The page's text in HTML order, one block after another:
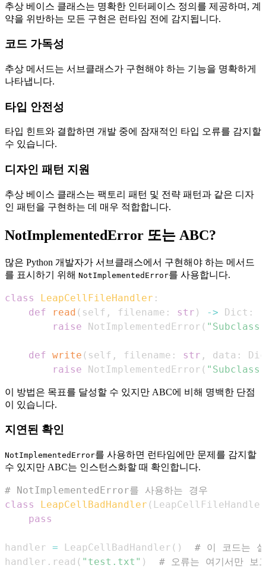
추상 베이스 클래스는 명확한 인터페이스 정의를 제공하며, 계
약을 위반하는 모든 구현은 런타임 전에 감지됩니다.
코드 가독성
추상 메서드는 서브클래스가 구현해야 하는 기능을 명확하게
나타냅니다.
타입 안전성
타입 힌트와 결합하면 개발 중에 잠재적인 타입 오류를 감지할
수 있습니다.
디자인 패턴 지원
추상 베이스 클래스는 팩토리 패턴 및 전략 패턴과 같은 디자
인 패턴을 구현하는 데 매우 적합합니다.
NotImplementedError 또는 ABC?
많은 Python 개발자가 서브클래스에서 구현해야 하는 메서드
를 표시하기 위해 NotImplementedError를 사용합니다.
class LeapCellFileHandler :
def
read ( self , filename : str ) -> Dict :
raise NotImplementedError ( "Subclass
def write ( self , filename : str , data :
raise NotImplementedError ( "Subclass
이 방법은 목표를 달성할 수 있지만 ABC에 비해 명백한 단점
이 있습니다.
지연된 확인
NotImplementedError를 사용하면 런타임에만 문제를 감지할
수 있지만 ABC는 인스턴스화할 때 확인합니다.
# NotImplementedError를 사용하는 경우
class
LeapCellBadHandler ( LeapCellFileHandler
pass
handler = LeapCellBadHandler ( )
# 이 코드는
handler . read ( "test.txt" ) # 오류는 여기서만 보